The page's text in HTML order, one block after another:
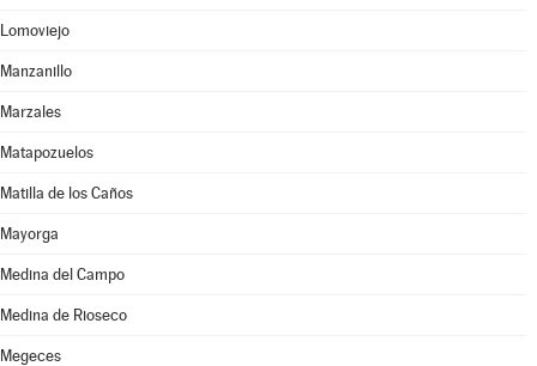
Lomoviejo
Manzanillo
Marzales
Matapozuelos
Matilla de los Caños
Mayorga
Medina del Campo
Medina de Rioseco
Megeces